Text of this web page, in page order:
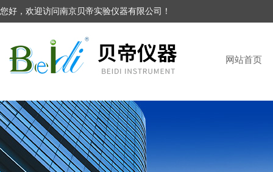
您好，欢迎访问南京贝帝实验仪器有限公司！
网站首页